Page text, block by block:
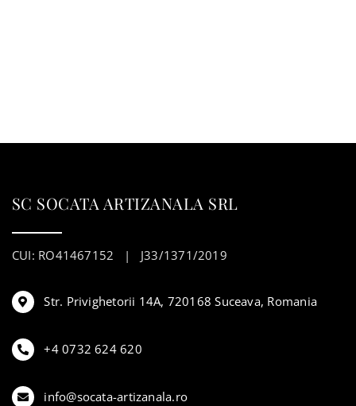
SC SOCATA ARTIZANALA SRL
CUI: RO41467152 | J33/1371/2019
Str. Privighetorii 14A, 720168 Suceava, Romania
+4 0732 624 620
info@socata-artizanala.ro